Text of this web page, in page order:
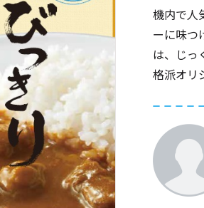
機内で人
ーに味つ
は、じっ
格派オリ